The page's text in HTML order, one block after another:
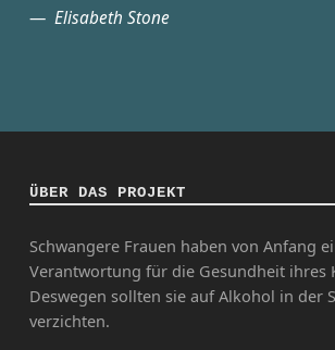
Elisabeth Stone
ÜBER DAS PROJEKT
Schwangere Frauen haben von Anfang
Verantwortung für die Gesundheit ihres
Deswegen sollten sie auf Alkohol in der
verzichten.